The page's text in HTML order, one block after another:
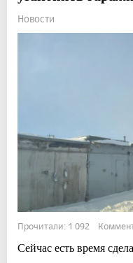
Новости
Прочитали: 1 092
Сейчас есть время